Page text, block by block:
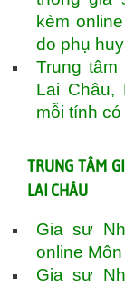
kèm
do phụ
Trung
Lai Châu,
mỗi tính
TRUNG TÂM
LAI CHÂU
Gia sư
online
Gia sư